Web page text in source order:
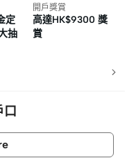
定
抽
開戶獎賞
高達HK$9300 獎
賞